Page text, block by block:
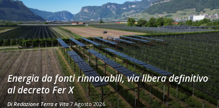
Energia da fonti rinnovabili, via libera definitivo
al decreto Fer X
Di Redazione Terra e Vita 7 Agosto 2026